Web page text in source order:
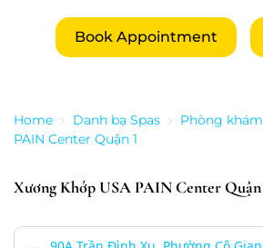
Book Appointment
Home Danh bạ Spas Phòng khám
PAIN Center Quận 1
Xương Khớp USA PAIN Center Quận